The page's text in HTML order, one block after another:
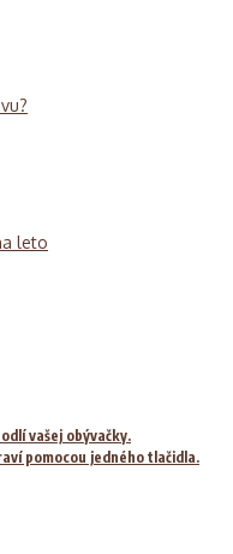
vašej obývačky.
pomocou jedného tlačidla.